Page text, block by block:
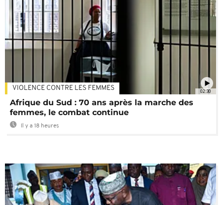
02:30
VIOLENCE CONTRE LES FEMMES
Afrique du Sud : 70 ans après la marche des
femmes, le combat continue
Il y a 18 heures